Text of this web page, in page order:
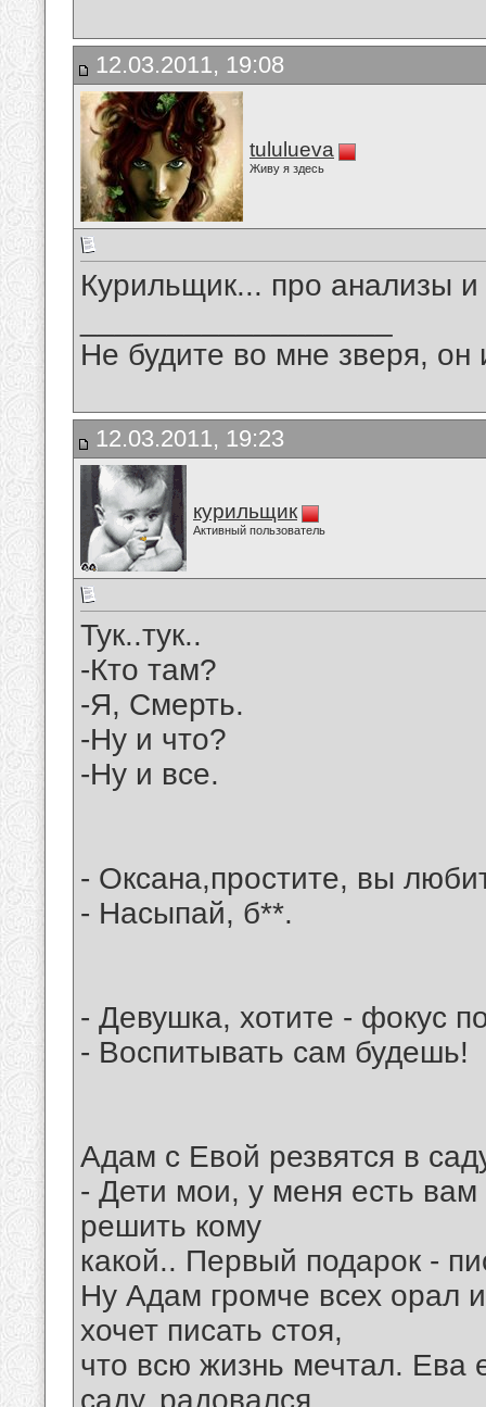
12.03.2011, 19:08
tululueva
Живу я здесь
Курильщик... про анализы
Не будите во мне зверя, он
12.03.2011, 19:23
курильщик
Активный пользователь
Тук..тук..
-Кто там?
-Я, Смерть.
-Ну и что?
-Ну и все.
- Оксана,простите, вы
- Hасыпай, б**.
- Девушка, хотите - фокус
- Воспитывать сам будешь!
Адам с Евой резвятся в
- Дети мои, у меня есть
решить кому
какой.. Первый подарок -
Ну Адам громче всех орал
хочет писать стоя,
что всю жизнь мечтал. Ева